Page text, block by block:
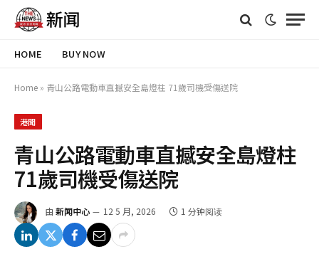
HOME BUY NOW
Home » 青山公路電動車直撼安全島燈柱 71歲司機受傷送院
港聞
青山公路電動車直撼安全島燈柱
71歲司機受傷送院
由 新闻中心 12 5 月, 2026 1 分钟阅读